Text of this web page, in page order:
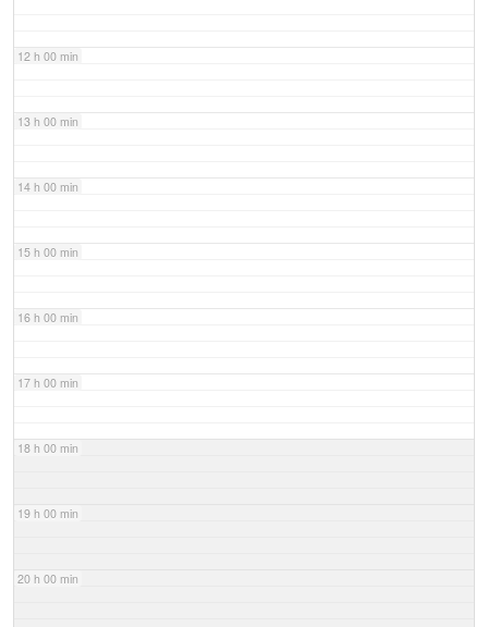
12 h 00 min
13 h 00 min
14 h 00 min
15 h 00 min
16 h 00 min
17 h 00 min
18 h 00 min
19 h 00 min
20 h 00 min